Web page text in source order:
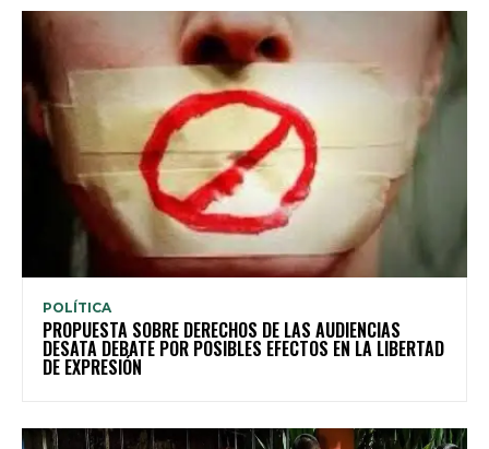
POLÍTICA
PROPUESTA SOBRE DERECHOS DE LAS AUDIENCIAS
DESATA DEBATE POR POSIBLES EFECTOS EN LA LIBERTAD
DE EXPRESIÓN